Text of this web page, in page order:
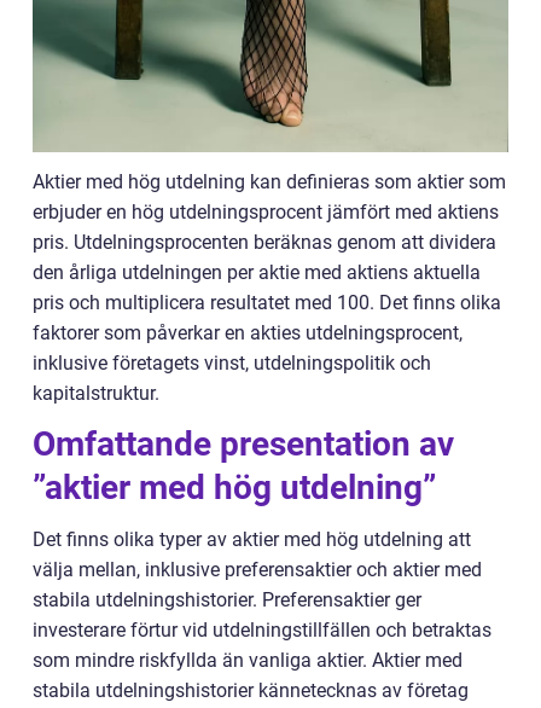
Aktier med hög utdelning kan definieras som aktier som
erbjuder en hög utdelningsprocent jämfört med aktiens
pris. Utdelningsprocenten beräknas genom att dividera
den årliga utdelningen per aktie med aktiens aktuella
pris och multiplicera resultatet med 100. Det finns olika
faktorer som påverkar en akties utdelningsprocent,
inklusive företagets vinst, utdelningspolitik och
kapitalstruktur.
Omfattande presentation av
”aktier med hög utdelning”
Det finns olika typer av aktier med hög utdelning att
välja mellan, inklusive preferensaktier och aktier med
stabila utdelningshistorier. Preferensaktier ger
investerare förtur vid utdelningstillfällen och betraktas
som mindre riskfyllda än vanliga aktier. Aktier med
stabila utdelningshistorier kännetecknas av företag